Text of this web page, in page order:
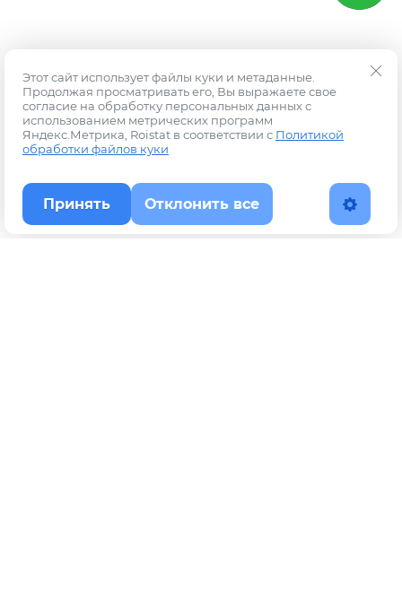
Этот сайт использует файлы куки и метаданные.
Продолжая просматривать его, Вы выражаете свое
согласие на обработку персональных данных с
использованием метрических программ
Яндекс.Метрика, Roistat в соответствии с Политикой
обработки файлов куки
Принять Отклонить все